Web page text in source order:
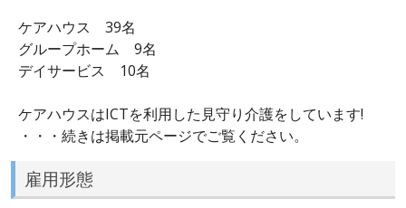
ケアハウス 39名
グループホーム 9名
デイサービス 10名
ケアハウスはICTを利用した見守り介護をしています!
・・・続きは掲載元ページでご覧ください。
雇用形態